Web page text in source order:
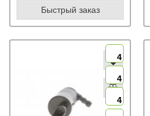
Быстрый заказ
4
4
4